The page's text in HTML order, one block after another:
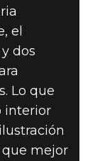
el
dos
Lo que
interior
que mejor